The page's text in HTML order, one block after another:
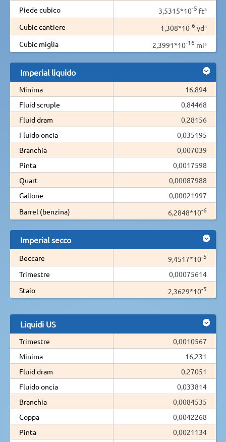
Piede cubico
3,5315*10-5 ft³
Cubic cantiere
1,308*10-6 yd³
Cubic miglia
2,3991*10-16 mi³
Imperial liquido
Minima
16,894
Fluid scruple
0,84468
Fluid dram
0,28156
Fluido oncia
0,035195
Branchia
0,007039
Pinta
0,0017598
Quart
0,00087988
Gallone
0,00021997
Barrel (benzina)
6,2848*10-6
Imperial secco
Beccare 9,4517*10-5
Trimestre
0,00075614
Staio
2,3629*10-5
Liquidi US
Trimestre
0,0010567
Minima
16,231
Fluid dram
0,27051
Fluido oncia
0,033814
Branchia
0,0084535
Coppa
0,0042268
Pinta
0,0021134